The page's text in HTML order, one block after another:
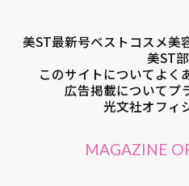
美ST最新号ベストコスメ美
美ST
このサイトについてよく
広告掲載についてプ
光文社オフィ
MAGAZINE